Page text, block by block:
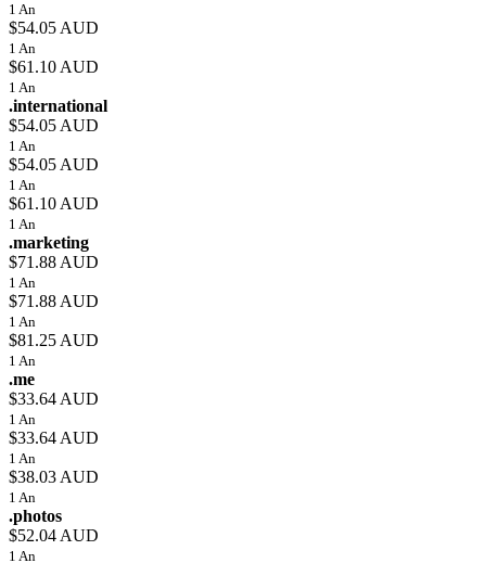
1 An
$54.05 AUD
1 An
$61.10 AUD
1 An
.international
$54.05 AUD
1 An
$54.05 AUD
1 An
$61.10 AUD
1 An
.marketing
$71.88 AUD
1 An
$71.88 AUD
1 An
$81.25 AUD
1 An
.me
$33.64 AUD
1 An
$33.64 AUD
1 An
$38.03 AUD
1 An
.photos
$52.04 AUD
1 An